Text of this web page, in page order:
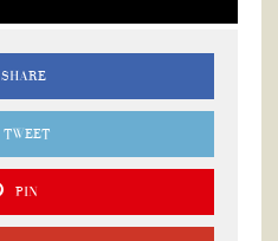
SHARE
TWEET
PIN